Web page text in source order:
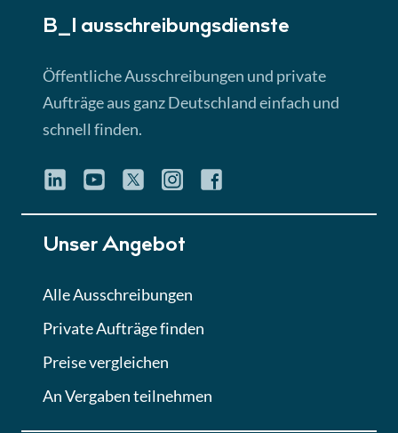
Lektion 3
► 4:31 Min
Quiz
Eignung im Vergabeverfahren
Lektion 6
Abgabe von Angeboten
Lektion
B_I ausschreibungs­dienste
Öffentliche Ausschreibungen und private
Aufträge aus ganz Deutschland einfach und
schnell finden.
Unser Angebot
Alle Ausschreibungen
Private Aufträge finden
Preise vergleichen
An Vergaben teilnehmen